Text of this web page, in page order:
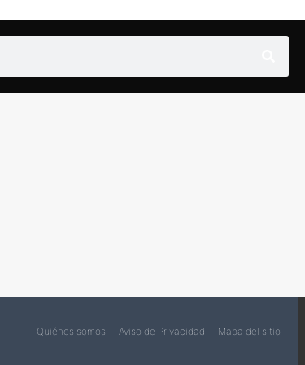
Quiénes somos Aviso de Privacidad Mapa del sitio